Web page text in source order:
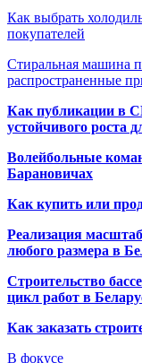
Как выбрать
покупателей
Стиральная машина
распространенные
Как публикации в
устойчивого роста
Волейбольные
Барановичах
Как купить или
Реализация
любого размера в
Строительство
цикл работ в
Как заказать
В фокусе